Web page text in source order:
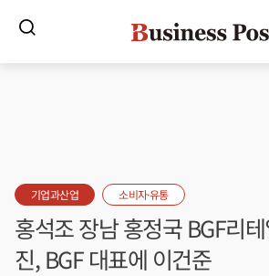
기업과산업 소비자·유통
홍석조 장남 홍정국 BGF리
진, BGF 대표에 이건준